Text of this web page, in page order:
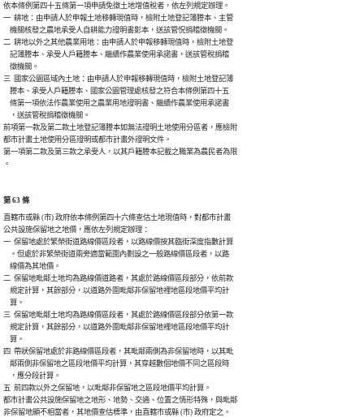
依本條例第四十五條第一項申請免徵土地增值稅者，依左列規定辦理。
一  耕地：由申請人於申報土地移轉現值時，檢附土地登記簿謄本、主管
    機關核發之農地承受人自耕能力證明書影本，送該管怳捐稽徵機關。
二  耕地以外之其他農業用地：由申請人於申報移轉現值時，檢附土地登
    記簿謄本、承受人戶籍謄本、繼續作農業使用承諾書，送該管稅捐稽
    徵機關。
三  國家公園區域內土地：由申請人於申報移轉現值時，檢附土地登記簿
    謄本、承受人戶籍謄本、國家公園管理處核發之符合本條例第四十五
    條第一項依法作農業使用之農業用地證明書、繼續作農業使用承諾書
    ，送該管稅捐稽徵機關。
前項第一款及第二款土地登記簿謄本如無法證明土地使用分區者，應檢附
都市計畫土地使用分區證明或都市計畫外證明文件。
第一項第二款及第三款之承受人，以其戶籍謄本記載之職業為農民者為限
。
第 63 條
直轄市或縣 (市) 政府依本條例第四十六條查估土地現值時，對都市計畫
公共設施保留地之地價，應依左列規定辦理：
一  保留地處於繁榮街道路線價區段者，以路線價按其臨街深度指數計算
    。但處於非繁榮街道兩旁適當範圍內劃設之一般路線價區段者，以路
    線價為其地價。
二  保留地毗鄰土地均為路線價道路者，其處於路線價區段部分，依前款
    規定計算，其餘部分，以道路外圍毗鄰非保留地裡地區段地價平均計
    算。
三  保留地毗鄰土地均為路線價區段者，其處於路線價區段部分依第一款
    規定計算，其餘部分，以道路外圍毗鄰非保留地裡地區段地價平均計
    算。
四  帶狀保留地處於非路線價區段者，其毗鄰兩側為非保留地時，以其毗
    鄰兩側非保留地之區段地價平均計算，其穿越數個地價不同之區段時
    ，應分段計算。
五  前四款以外之保留地，以毗鄰非保留地之區段地價平均計算。
都市計畫公共設施保留地之地形、地勢、交通、位置之情形特殊，與毗鄰
非保留地顯不相當者，其地價查估標準，由直轄市或縣 (市) 政府定之。